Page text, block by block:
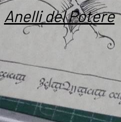
Anelli del Potere